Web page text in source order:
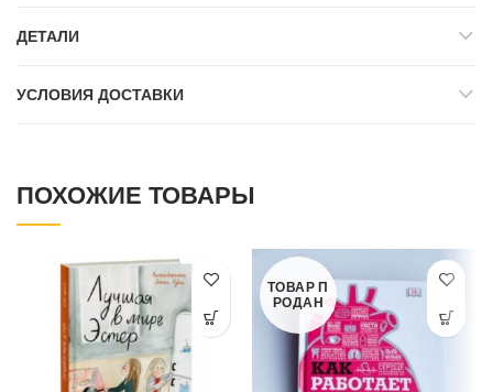
ДЕТАЛИ
УСЛОВИЯ ДОСТАВКИ
ПОХОЖИЕ ТОВАРЫ
ТОВАР П
РОДАН